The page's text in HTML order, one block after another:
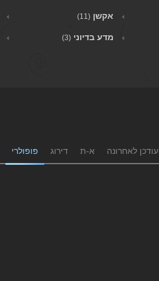
אקשן (11)
מדע בדיוני (3)
עודכן לאחרונה א-ת דירוג פופולרי